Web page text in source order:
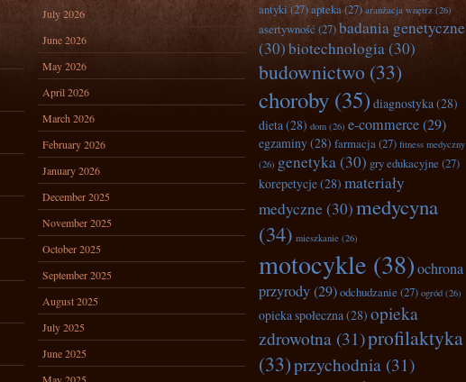
July 2026
June 2026
May 2026
April 2026
March 2026
February 2026
January 2026
December 2025
November 2025
October 2025
September 2025
August 2025
July 2025
June 2025
antyki(27)apteka(27) aranżacja wnętrz (26)
asertywność (27)badania genetyczne
(30)biotechnologia(30)
budownictwo (33)
choroby (35) diagnostyka(28)
dieta(28) dom (26) e-commerce(29)
egzaminy(28) farmacja(27) fitness medyczny
(26) genetyka(30) gry edukacyjne (27)
korepetycje(28) materiały
medyczne (30)medycyna
(34) mieszkanie (26)
motocykle (38)ochrona
przyrody(29)odchudzanie (27) ogród (26)
opieka społeczna(28) opieka
zdrowotna (31)profilaktyka
(33)przychodnia (31)